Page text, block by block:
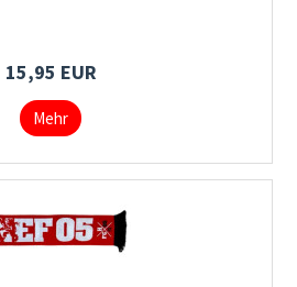
15,95 EUR
Mehr